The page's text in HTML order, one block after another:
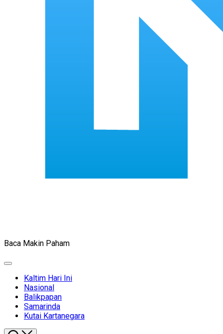
Baca Makin Paham
Expand
Current
Page
Parent
Kaltim Hari Ini
Nasional
Balikpapan
Samarinda
Kutai Kartanegara